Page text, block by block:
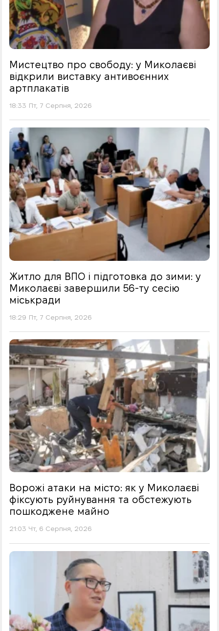
Мистецтво про свободу: у Миколаєві
відкрили виставку антивоєнних
артплакатів
18:33 Пт, 7 Серпня, 2026
Житло для ВПО і підготовка до зими: у
Миколаєві завершили 56-ту сесію
міськради
18:29 Пт, 7 Серпня, 2026
Ворожі атаки на місто: як у Миколаєві
фіксують руйнування та обстежують
пошкоджене майно
21:03 Чт, 6 Серпня, 2026